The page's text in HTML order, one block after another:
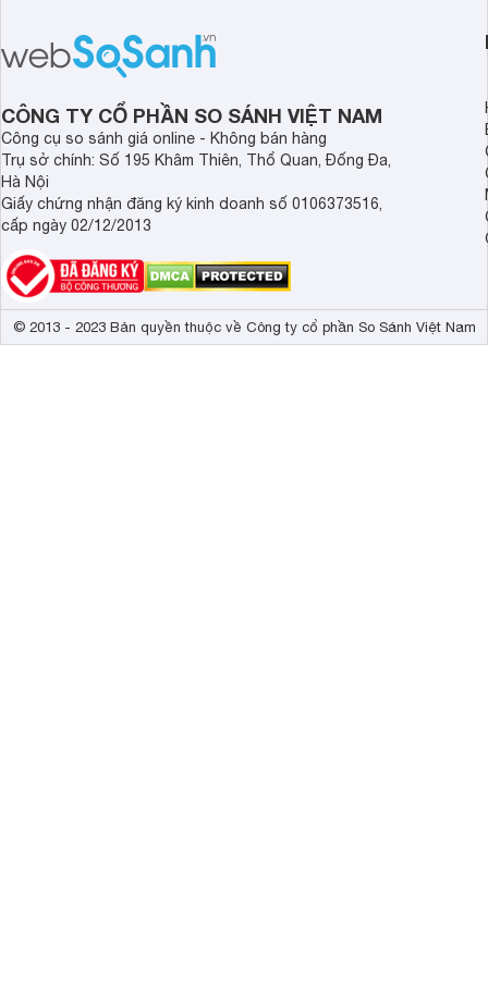
thời điểm mới mở bán, mang lại tỷ lệ
giá trị/chi phí hấp dẫn hơn cho người
dùng đang tìm kiếm một mẫu máy rửa
bát cao cấp.
CÔNG TY CỔ PHẦN SO SÁNH VIỆT NAM
Công cụ so sánh giá online - Không bán hàng
Trụ sở chính: Số 195 Khâm Thiên, Thổ Quan, Đống Đa,
Hà Nội
Giấy chứng nhận đăng ký kinh doanh số 0106373516,
cấp ngày 02/12/2013
© 2013 - 2023 Bản quyền thuộc về Công ty cổ phần So Sánh Việt Nam